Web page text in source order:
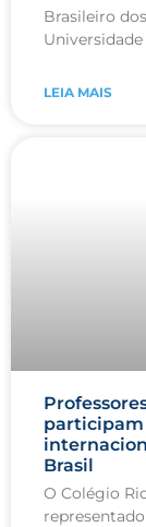
Brasileiro
LEIA MAIS
participam
Brasil
O Colégio